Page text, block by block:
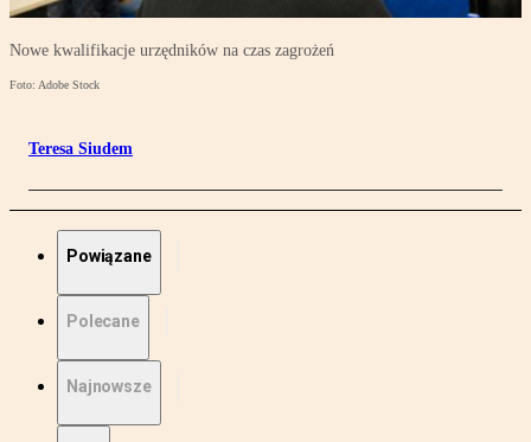
Nowe kwalifikacje urzędników na czas zagrożeń
Foto: Adobe Stock
Teresa Siudem
Powiązane
Polecane
Najnowsze